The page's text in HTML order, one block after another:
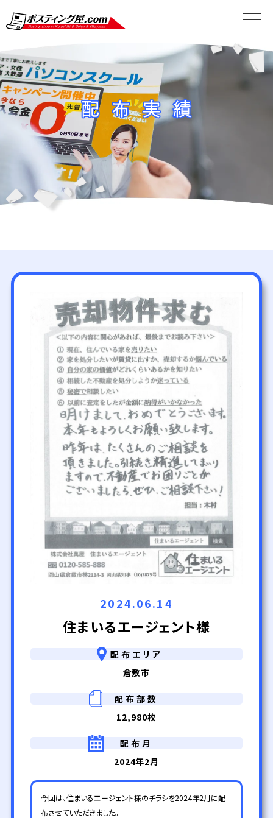
2024.06.14
住まいるエージェント様
配布エリア
倉敷市
配布部数
12,980枚
配布月
2024年2月
今回は、住まいるエージェント様のチラシを2024年2月に配
布させていただきました。